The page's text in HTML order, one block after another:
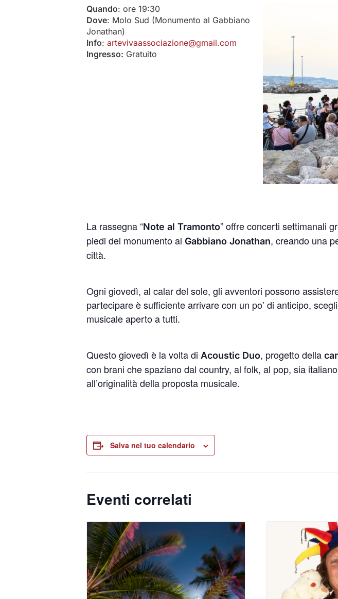
Quando: ore 19:30
Dove: Molo Sud (Monumento al Gabbiano
Jonathan)
Info:artevivaassociazione@gmail.com
Ingresso: Gratuito
La rassegna “Note al Tramonto” offre concerti settimanali
piedi del monumento al Gabbiano Jonathan, creando una
città.
Ogni giovedì, al calar del sole, gli avventori possono
partecipare è sufficiente arrivare con un po’ di anticipo,
musicale aperto a tutti.
Questo giovedì è la volta di Acoustic Duo, progetto della
con brani che spaziano dal country, al folk, al pop, sia
all’originalità della proposta musicale.
Salva nel tuo calendario
Eventi correlati